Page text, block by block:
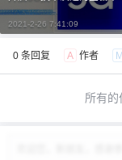
2021-2-26 7:41:09
0 条回复 A 作者 M
所有的